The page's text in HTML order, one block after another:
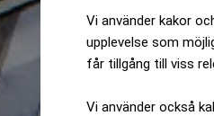
Vi använder kakor
upplevelse som
får tillgång till viss
Vi använder också